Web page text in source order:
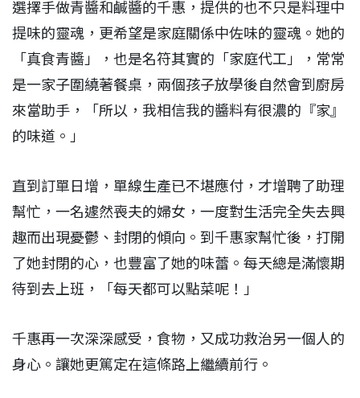
選擇手做青醬和鹹醬的千惠，提供的也不只是料理中
提味的靈魂，更希望是家庭關係中佐味的靈魂。她的
「真食青醬」，也是名符其實的「家庭代工」，常常
是一家子圍繞著餐桌，兩個孩子放學後自然會到廚房
來當助手，「所以，我相信我的醬料有很濃的『家』
的味道。」
直到訂單日增，單線生產已不堪應付，才增聘了助理
幫忙，一名遽然喪夫的婦女，一度對生活完全失去興
趣而出現憂鬱、封閉的傾向。到千惠家幫忙後，打開
了她封閉的心，也豐富了她的味蕾。每天總是滿懷期
待到去上班，「每天都可以點菜呢！」
千惠再一次深深感受，食物，又成功救治另一個人的
身心。讓她更篤定在這條路上繼續前行。